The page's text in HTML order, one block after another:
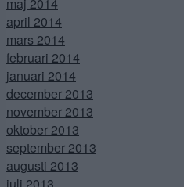
april 2014
mars 2014
februari 2014
januari 2014
december 2013
november 2013
oktober 2013
september 2013
augusti 2013